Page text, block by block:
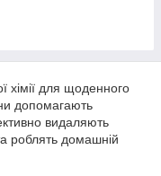
хімії для щоденного
допомагають
видаляють
роблять домашній